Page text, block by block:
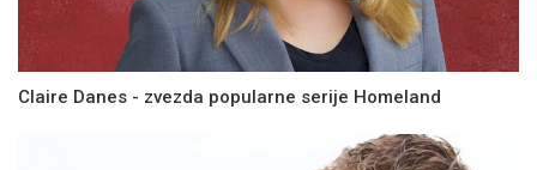
Claire Danes - zvezda popularne serije Homeland